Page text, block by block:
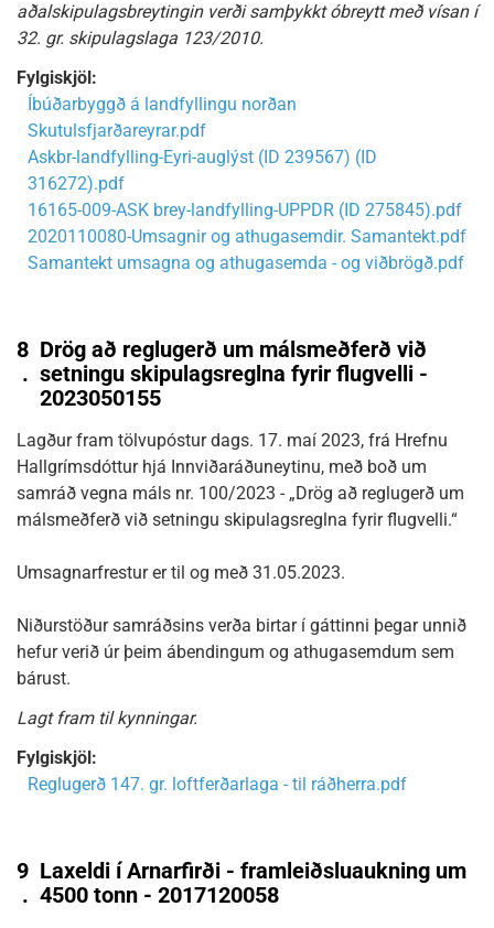
aðalskipulagsbreytingin verði samþykkt óbreytt með vísan í
32. gr. skipulagslaga 123/2010.
Fylgiskjöl:
Íbúðarbyggð á landfyllingu norðan
Skutulsfjarðareyrar.pdf
Askbr-landfylling-Eyri-auglýst (ID 239567) (ID
316272).pdf
16165-009-ASK brey-landfylling-UPPDR (ID 275845).pdf
2020110080-Umsagnir og athugasemdir. Samantekt.pdf
Samantekt umsagna og athugasemda - og viðbrögð.pdf
8
.
Drög að reglugerð um málsmeðferð við
setningu skipulagsreglna fyrir flugvelli -
2023050155
Lagður fram tölvupóstur dags. 17. maí 2023, frá Hrefnu
Hallgrímsdóttur hjá Innviðaráðuneytinu, með boð um
samráð vegna máls nr. 100/2023 - „Drög að reglugerð um
málsmeðferð við setningu skipulagsreglna fyrir flugvelli.“
Umsagnarfrestur er til og með 31.05.2023.
Niðurstöður samráðsins verða birtar í gáttinni þegar unnið
hefur verið úr þeim ábendingum og athugasemdum sem
bárust.
Lagt fram til kynningar.
Fylgiskjöl:
Reglugerð 147. gr. loftferðarlaga - til ráðherra.pdf
9
.
Laxeldi í Arnarfirði - framleiðsluaukning um
4500 tonn - 2017120058